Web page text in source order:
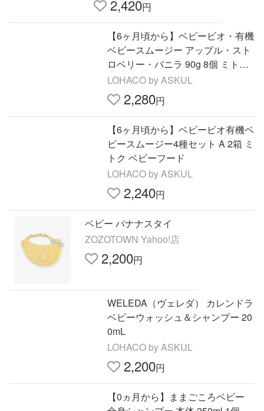
2,420円
【6ヶ月頃から】ベビービオ・有機
ベビースムージー アップル・スト
ロベリー・バニラ 90g 8個 ミトク
ベビーフード
LOHACO by ASKUL
2,280円
【6ヶ月頃から】ベビービオ有機ベ
ビースムージー4種セット A 2箱 ミ
トク ベビーフード
LOHACO by ASKUL
2,240円
ベビー バナナスタイ
ZOZOTOWN Yahoo!店
2,200円
WELEDA（ヴェレダ） カレンドラ
ベビーウォッシュ＆シャンプー 20
0mL
LOHACO by ASKUL
2,200円
【0ヵ月から】ままごころベビー